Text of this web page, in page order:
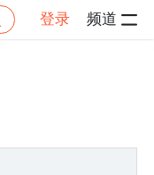
登录 频道